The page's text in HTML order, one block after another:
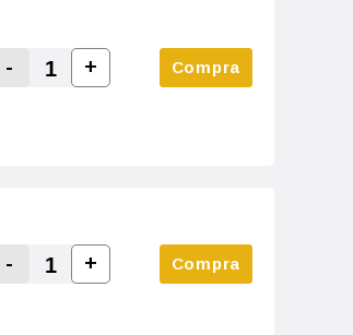
Decrease Quantity:
-
Increase Quantity:
+ Compra
Decrease Quantity:
-
Increase Quantity:
+ Compra